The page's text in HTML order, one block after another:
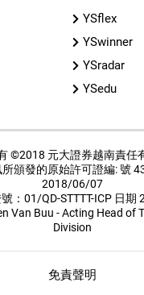
YSflex
YSwinner
YSradar
YSedu
©2018 元大證券越南責任
頒發的原始許可證編: 號
2018/06/07
：01/QD-STTTT-ICP 日
Van Buu - Acting Head of
Division
免責聲明